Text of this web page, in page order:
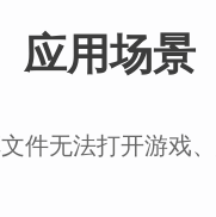
应用场景
件无法打开游戏